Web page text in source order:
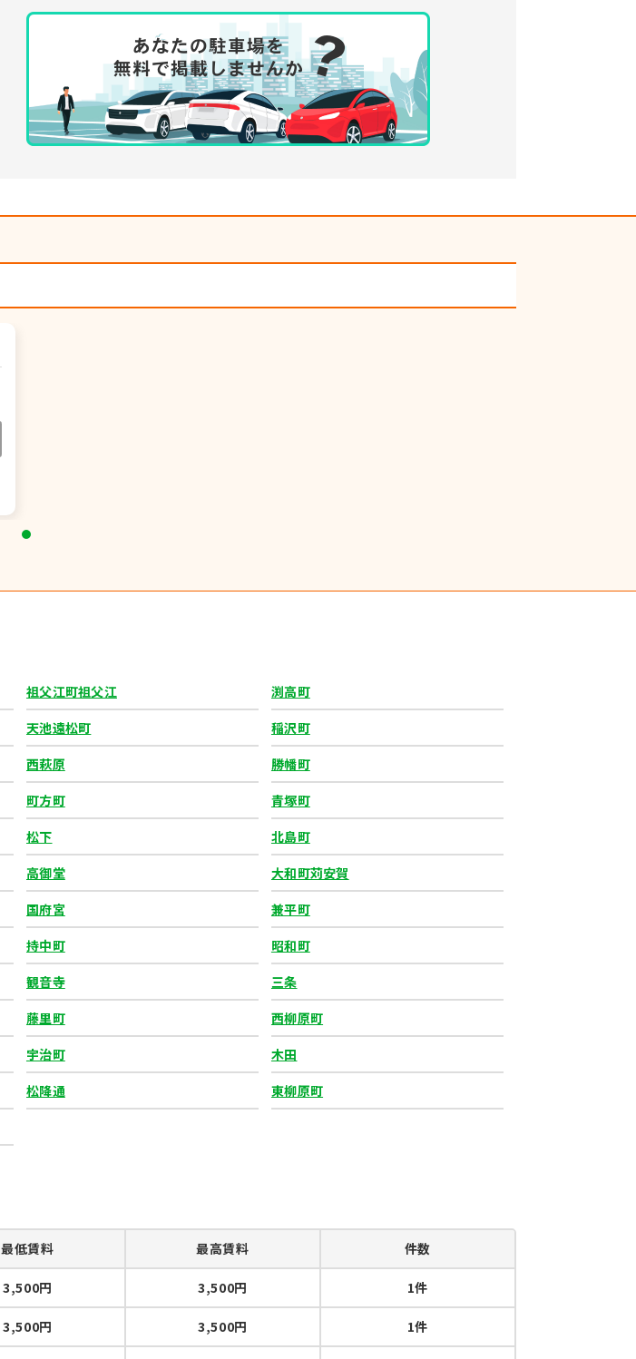
祖父江町祖父江
渕高町
天池遠松町
稲沢町
西萩原
勝幡町
町方町
青塚町
松下
北島町
高御堂
大和町苅安賀
国府宮
兼平町
持中町
昭和町
観音寺
三条
藤里町
西柳原町
宇治町
木田
松降通
東柳原町
最低賃料 最高賃料 件数
3,500円 3,500円 1件
3,500円 3,500円 1件